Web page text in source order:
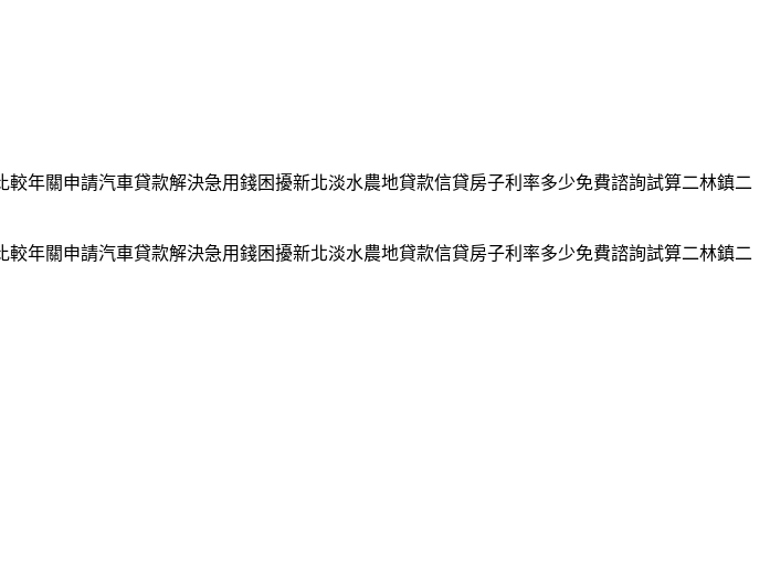
年關申請汽車貸款解決急用錢困擾新北淡水農地貸款信貸房子利率多少免費諮詢試算二林鎮二
年關申請汽車貸款解決急用錢困擾新北淡水農地貸款信貸房子利率多少免費諮詢試算二林鎮二